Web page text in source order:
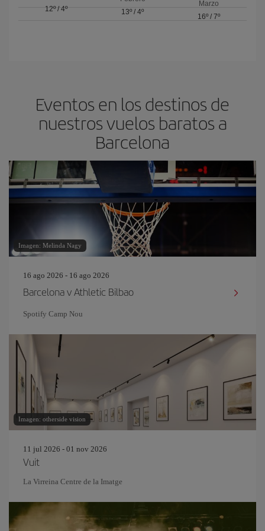
12º/4º
13º / 4º
Marzo
16º/ 7º
Eventos en los destinos de
nuestros vuelos baratos a
Barcelona
Imagen: Melinda Nagy
16 ago 2026 - 16 ago 2026
Barcelona v Athletic Bilbao
Spotify Camp Nou
Imagen: otherside vision
11 jul 2026 - 01 nov 2026
Vuit
La Virreina Centre de la Imatge